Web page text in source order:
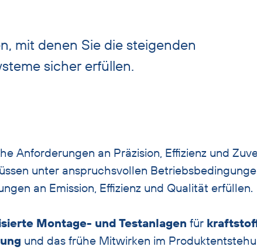
mit denen Sie die steigenden
sicher erfüllen.
Anforderungen an Präzision, Effizienz und
unter anspruchsvollen
an Emission, Effizienz und Qualität erfüllen.
Montage- und Testanlagen für
und das frühe Mitwirken im